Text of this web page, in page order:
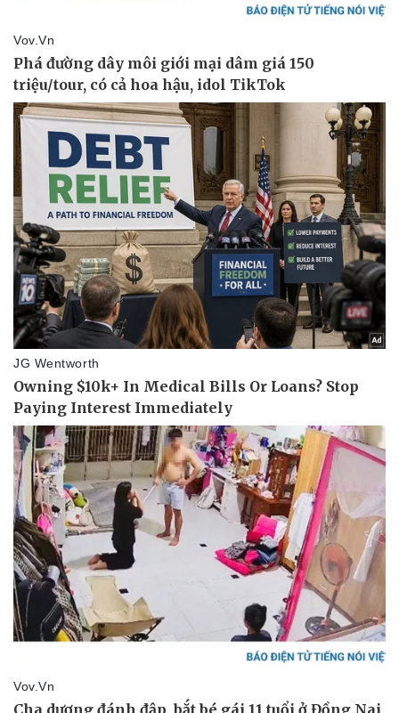
Doanh nghiệp
Thông tin doanh nghiệp
Doanh nghiệp 24h
Doanh nhân
Vì cộng đồng
Công nghệ
Sành điệu
Tin Công nghệ
Trải nghiệm
Chuyển đổi số